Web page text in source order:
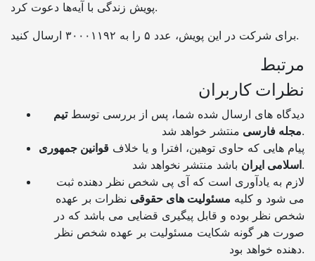
پویش زندگی با آیه‌ها دعوت کرد.
برای شرکت در این پویش، عدد ۵ را به ۳٠٠٠۱۱۹۲ ارسال کنید.
مرتبط
نظرات کاربران
دیدگاه های ارسال شده شما، پس از بررسی توسطتیم
مجله فارسیمنتشر خواهد شد.
پیام هایی که حاوی توهین، افترا و یا خلاف قوانین جمهوری
اسلامی ایرانباشد منتشر نخواهد شد.
لازم به یادآوری است که آی پی شخص نظر دهنده ثبت
می شود و کلیه مسئولیت های حقوقی نظرات بر عهده
شخص نظر بوده و قابل پیگیری قضایی می باشد که در
صورت هر گونه شکایت مسئولیت بر عهده شخص نظر
دهنده خواهد بود.